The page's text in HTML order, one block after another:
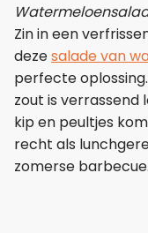
Zin in een
dezesalade van
perfecte
zout is
kip en peultjes
recht als
zomerse barbecue.